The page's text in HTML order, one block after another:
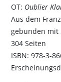
OT: Oublier
Aus dem
gebunden mit
304 Seiten
ISBN: 978-3-